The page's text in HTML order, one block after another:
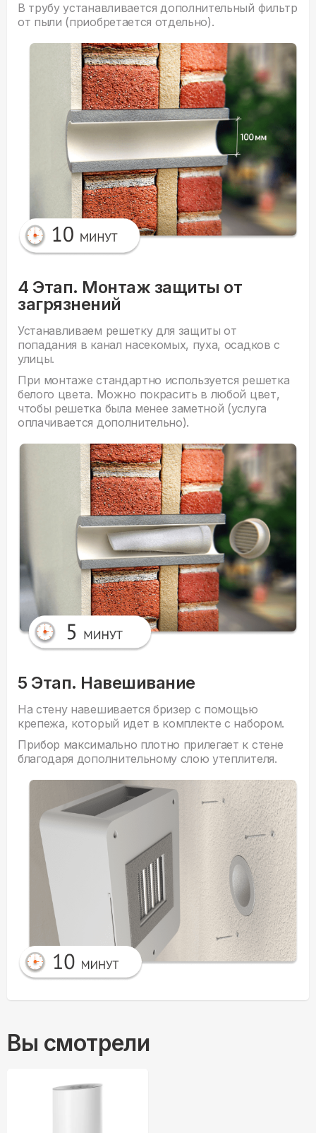
В трубу устанавливается дополнительный фильтр
от пыли (приобретается отдельно).
4 Этап. Монтаж защиты от
загрязнений
Устанавливаем решетку для защиты от
попадания в канал насекомых, пуха, осадков с
улицы.
При монтаже стандартно используется решетка
белого цвета. Можно покрасить в любой цвет,
чтобы решетка была менее заметной (услуга
оплачивается дополнительно).
5 Этап. Навешивание
На стену навешивается бризер с помощью
крепежа, который идет в комплекте с набором.
Прибор максимально плотно прилегает к стене
благодаря дополнительному слою утеплителя.
Вы смотрели